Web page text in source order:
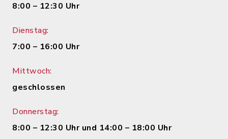
8:00 – 12:30 Uhr
Dienstag:
7:00 – 16:00 Uhr
Mittwoch:
geschlossen
Donnerstag:
8:00 – 12:30 Uhr und 14:00 – 18:00 Uhr